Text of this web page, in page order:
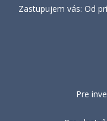
Zastupujem vás: Od
Pre